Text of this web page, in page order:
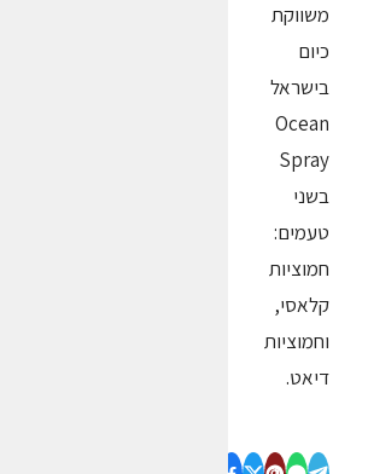
משווקת
כיום
בישראל
Ocean
Spray
בשני
טעמים:
חמוציות
קלאסי,
וחמוציות
דיאט.